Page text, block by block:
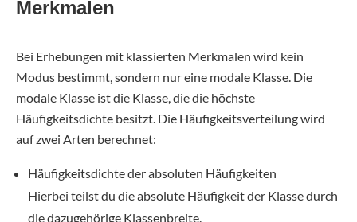
Merkmalen
Bei Erhebungen mit klassierten Merkmalen wird kein
Modus bestimmt, sondern nur eine modale Klasse. Die
modale Klasse ist die Klasse, die die höchste
Häufigkeitsdichte besitzt. Die Häufigkeitsverteilung wird
auf zwei Arten berechnet:
Häufigkeitsdichte der absoluten Häufigkeiten
Hierbei teilst du die absolute Häufigkeit der Klasse durch
die dazugehörige Klassenbreite.